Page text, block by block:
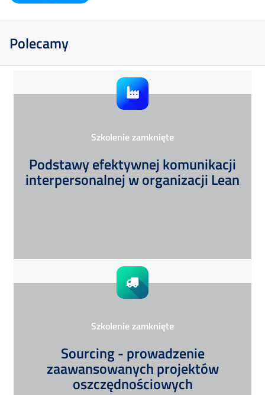
Polecamy
Szkolenie zamknięte
Podstawy efektywnej komunikacji
interpersonalnej w organizacji Lean
Szkolenie zamknięte
Sourcing - prowadzenie
zaawansowanych projektów
oszczędnościowych